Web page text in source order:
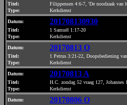
Titel:
Filippensen 4:6-7, 'De noodzaak van
Type:
Kerkdienst
Datum: 201708130930
Titel:
1 Samuël 1:17-20
Type:
Kerkdienst
Datum: 20170813 O
Titel:
1 Petrus 3:21-22, Doopsbediening
Type:
Kerkdienst
Datum: 20170813 A
Titel:
H.C. zondag 52 vraag 127, Johannes
Type:
Kerkdienst
Datum: 20170806 O